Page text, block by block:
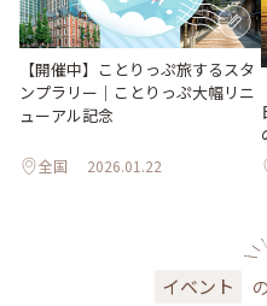
【開催中】ことりっぷ旅するスタ
ンプラリー｜ことりっぷ大幅リニ
ューアル記念
全国 2026.01.22
イベント